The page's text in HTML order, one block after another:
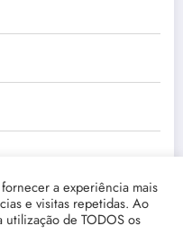
a experiência mais
e visitas repetidas. Ao
utilização de TODOS os